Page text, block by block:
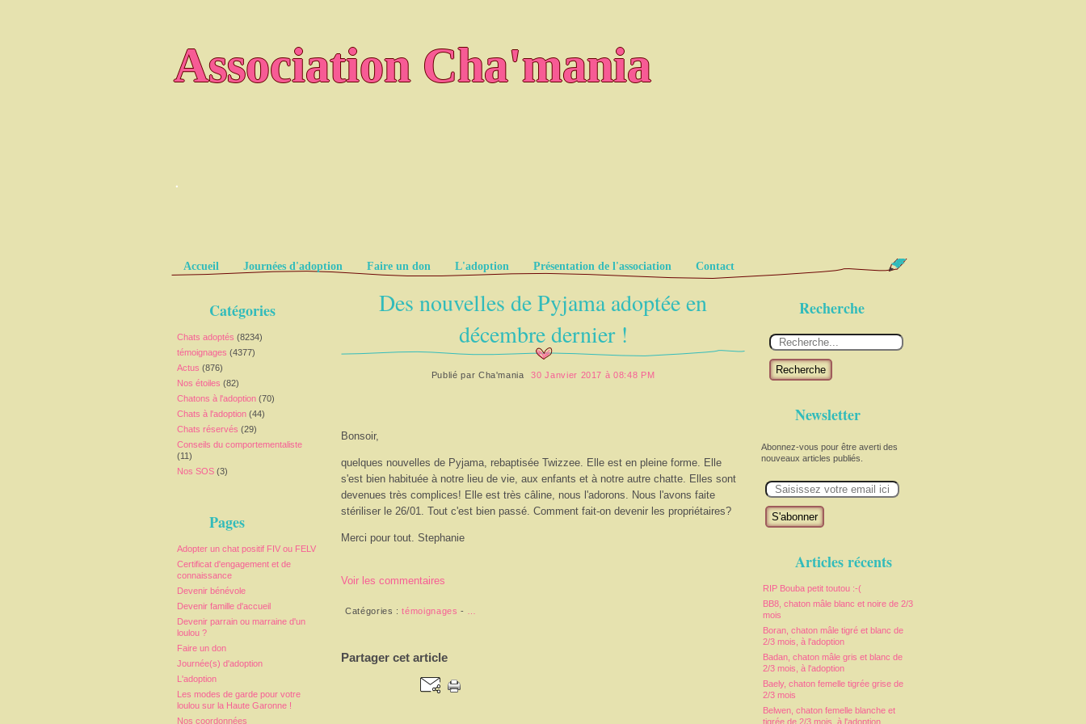
Association Cha'mania
.
Pages
Accueil Journées d'adoption Faire un don L'adoption Présentation de l'association Contact
Catégories
Chats adoptés (8234)
témoignages (4377)
Actus (876)
Nos étoiles (82)
Chatons à l'adoption (70)
Chats à l'adoption (44)
Chats réservés (29)
Conseils du comportementaliste
(11)
Nos SOS (3)
Pages
Adopter un chat positif FIV ou FELV
Certificat d'engagement et de
connaissance
Devenir bénévole
Devenir famille d'accueil
Devenir parrain ou marraine d'un
loulou ?
Faire un don
Journée(s) d'adoption
L'adoption
Les modes de garde pour votre
loulou sur la Haute Garonne !
Nos coordonnées
Recherche
Recherche
Newsletter
Abonnez-vous pour être averti des
nouveaux articles publiés.
m
Articles récents
RIP Bouba petit toutou :-(
BB8, chaton mâle blanc et noire de 2/3
mois
Boran, chaton mâle tigré et blanc de
2/3 mois, à l'adoption
Badan, chaton mâle gris et blanc de
2/3 mois, à l'adoption
Baely, chaton femelle tigrée grise de
2/3 mois
Belwen, chaton femelle blanche et
tigrée de 2/3 mois, à l'adoption
Des nouvelles de Pyjama adoptée en
décembre dernier !
Publié par Cha'mania 30 Janvier 2017 à 08:48 PM
Bonsoir,
quelques nouvelles de Pyjama, rebaptisée Twizzee. Elle est en pleine forme. Elle
s'est bien habituée à notre lieu de vie, aux enfants et à notre autre chatte. Elles sont
devenues très complices! Elle est très câline, nous l'adorons. Nous l'avons faite
stériliser le 26/01. Tout c'est bien passé. Comment fait-on devenir les propriétaires?
Merci pour tout. Stephanie
Voir les commentaires
Catégories :témoignages -
Partager cet article